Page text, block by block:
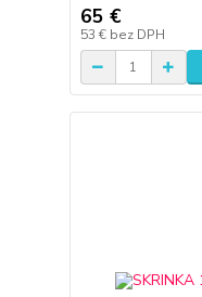
65 €
53 € bez DPH